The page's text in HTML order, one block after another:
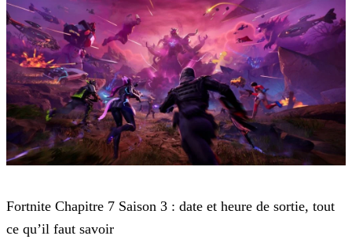
Fortnite Chapitre 7 Saison 3 : date et heure de sortie, tout
ce qu’il faut savoir